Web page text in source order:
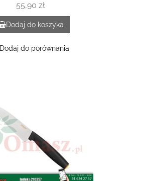
55,90 zł
Dodaj do koszyka
Dodaj do porównania